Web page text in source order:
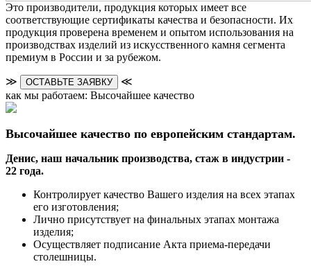
Это производители, продукция которых имеет все
соответствующие сертификаты качества и безопасности. Их
продукция проверена временем и опытом использования на
производствах изделий из искусственного камня сегмента
премиум в России и за рубежом.
≫ ОСТАВЬТЕ ЗАЯВКУ
≪
как мы работаем: Высочайшее качество
Высочайшее качество по европейским стандартам.
Денис, наш начальник производства, стаж в индустрии -
22 года.
Контролирует качество Вашего изделия на всех этапах
его изготовления;
Лично присутствует на финальных этапах монтажа
изделия;
Осуществляет подписание Акта приема-передачи
столешницы.